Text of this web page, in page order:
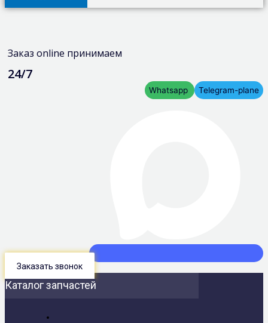
Заказ online принимаем
24/7
Whatsapp Telegram-plane
Заказать звонок
Каталог запчастей